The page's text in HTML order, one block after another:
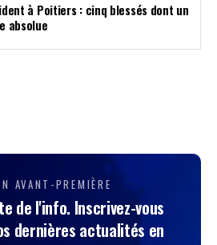
à Poitiers : cinq blessés dont un
absolue
AVANT-PREMIÈRE
de l'info. Inscrivez-vous
dernières actualités en